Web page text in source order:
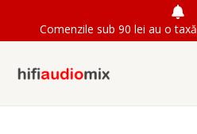
Comenzile sub 90 lei au o